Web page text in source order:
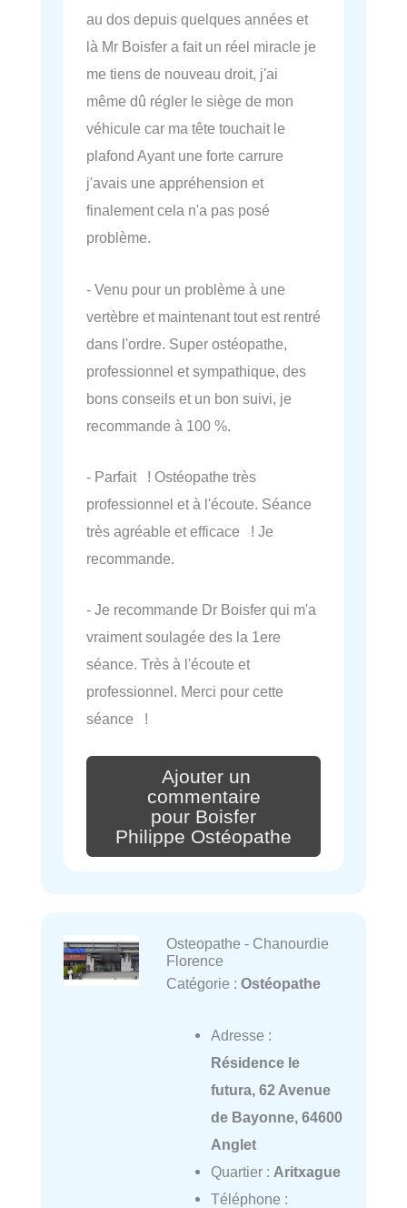
au dos depuis quelques années et
là Mr Boisfer a fait un réel miracle je
me tiens de nouveau droit, j'ai
même dû régler le siège de mon
véhicule car ma tête touchait le
plafond Ayant une forte carrure
j'avais une appréhension et
finalement cela n'a pas posé
problème.
- Venu pour un problème à une
vertèbre et maintenant tout est rentré
dans l'ordre. Super ostéopathe,
professionnel et sympathique, des
bons conseils et un bon suivi, je
recommande à 100 %.
- Parfait ! Ostéopathe très
professionnel et à l'écoute. Séance
très agréable et efficace ! Je
recommande.
- Je recommande Dr Boisfer qui m'a
vraiment soulagée des la 1ere
séance. Très à l'écoute et
professionnel. Merci pour cette
séance !
Ajouter un
commentaire
pour Boisfer
Philippe Ostéopathe
Osteopathe - Chanourdie
Florence
Catégorie : Ostéopathe
Adresse :
Résidence le
futura, 62 Avenue
de Bayonne, 64600
Anglet
Quartier : Aritxague
Téléphone :